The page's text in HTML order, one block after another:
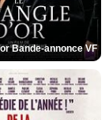
Bande-annonce VF